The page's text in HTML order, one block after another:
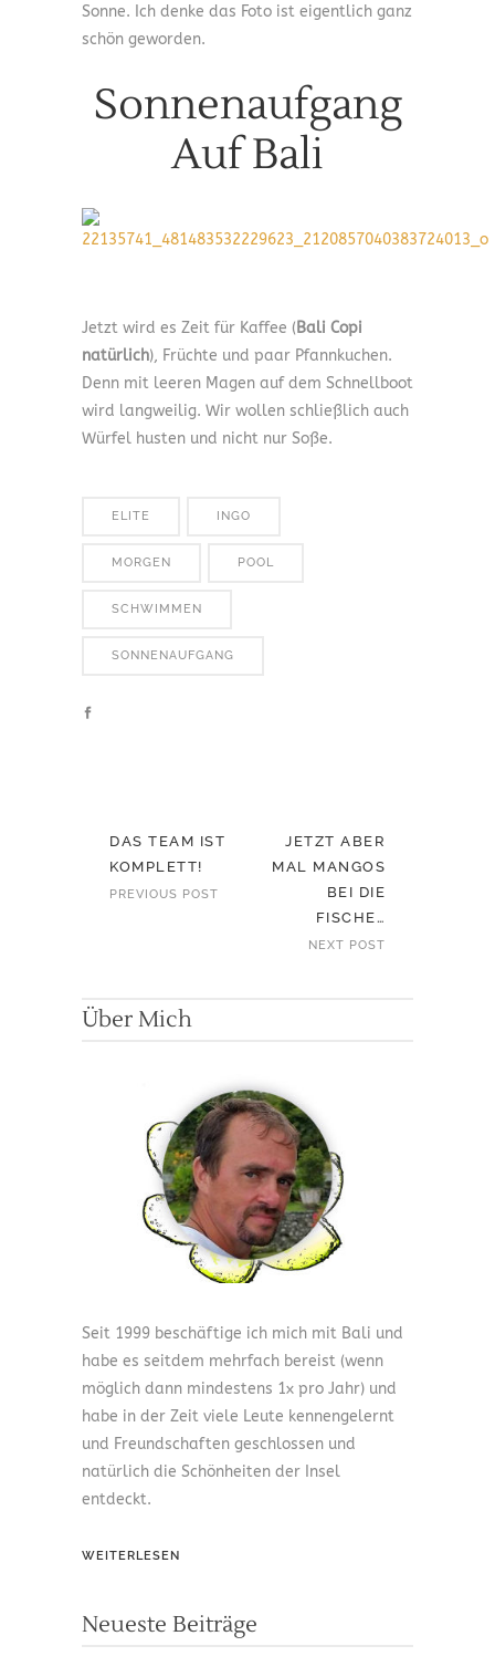
Sonne. Ich denke das Foto ist eigentlich ganz
schön geworden.
Sonnenaufgang
Auf Bali
Jetzt wird es Zeit für Kaffee ( Bali Copi
natürlich), Früchte und paar Pfannkuchen.
Denn mit leeren Magen auf dem Schnellboot
wird langweilig. Wir wollen schließlich auch
Würfel husten und nicht nur Soße.
ELITE INGO
MORGEN POOL
SCHWIMMEN
SONNENAUFGANG
DAS TEAM IST
KOMPLETT!
PREVIOUS POST
JETZT ABER
MAL MANGOS
BEI DIE
FISCHE…
NEXT POST
Über Mich
Seit 1999 beschäftige ich mich mit Bali und
habe es seitdem mehrfach bereist (wenn
möglich dann mindestens 1x pro Jahr) und
habe in der Zeit viele Leute kennengelernt
und Freundschaften geschlossen und
natürlich die Schönheiten der Insel
entdeckt.
WEITERLESEN
Neueste Beiträge